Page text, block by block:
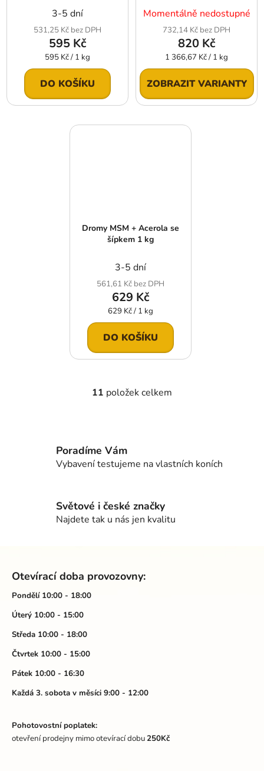
3-5 dní
531,25 Kč bez DPH
595 Kč
Měrná
cena:
595 Kč / 1 kg
DO KOŠÍKU
Momentálně nedostupné
732,14 Kč bez DPH
820 Kč
Měrná
cena:
1 366,67 Kč / 1 kg
ZOBRAZIT VARIANTY
Dromy MSM + Acerola se
šípkem 1 kg
3-5 dní
561,61 Kč bez DPH
629 Kč
Měrná
cena:
629 Kč / 1 kg
DO KOŠÍKU
O
a
p
r
v
ý
11 položek celkem
Poradíme Vám
Vybavení testujeme na vlastních koních
Světové i české značky
Najdete tak u nás jen kvalitu
Otevírací doba provozovny:
Pondělí 10:00 - 18:00
Úterý 10:00 - 15:00
Středa 10:00 - 18:00
Čtvrtek 10:00 - 15:00
Pátek 10:00 - 16:30
Každá 3. sobota v měsíci 9:00 - 12:00
Pohotovostní poplatek:
otevření prodejny mimo otevírací dobu250Kč